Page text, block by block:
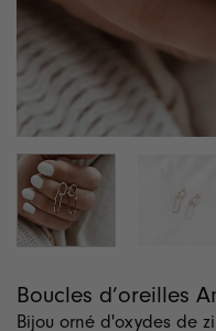
Boucles d’oreilles
Bijou orné d'oxydes de